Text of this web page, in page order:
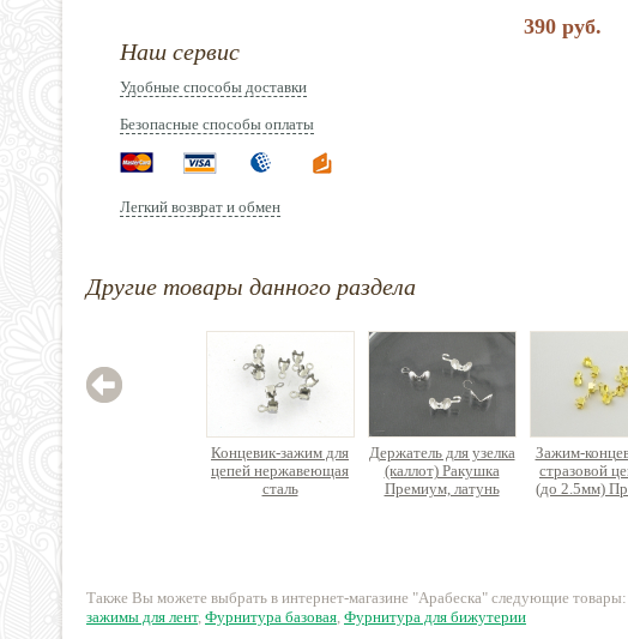
Наш сервис
Удобные способы доставки
Безопасные способы оплаты
Легкий возврат и обмен
390 руб.
Другие товары данного раздела
Концевик-зажим для
цепей нержавеющая
сталь
Держатель для узелка
(каллот) Ракушка
Премиум, латунь
Зажим-
стразовой
(до 2.5мм)
Также Вы можете выбрать в интернет-магазине "Арабеска" следующие товары:
зажимы для лент, Фурнитура базовая, Фурнитура для бижутерии